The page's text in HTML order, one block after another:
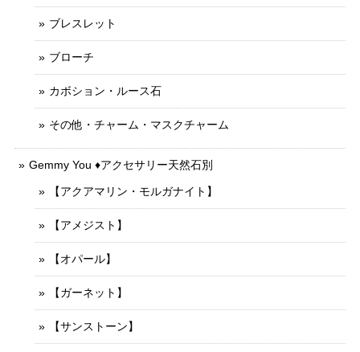
ブレスレット
ブローチ
カボション・ルース石
その他・チャーム・マスクチャーム
Gemmy You ♦︎アクセサリー天然石別
【アクアマリン・モルガナイト】
【アメジスト】
【オパール】
【ガーネット】
【サンストーン】